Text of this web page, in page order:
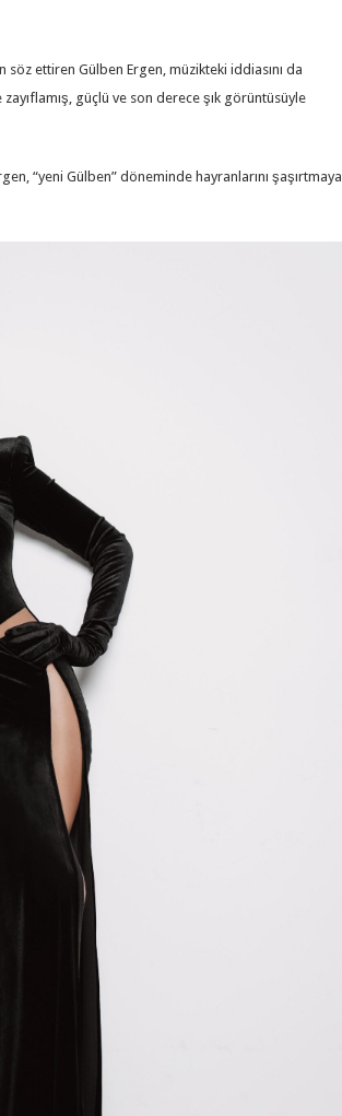
söz ettiren Gülben Ergen, müzikteki iddiasını da
güçlü ve son derece şık görüntüsüyle
“yeni Gülben” döneminde hayranlarını şaşırtmaya